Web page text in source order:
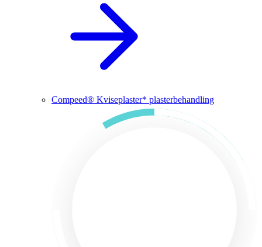
Compeed® Kviseplaster* plasterbehandling